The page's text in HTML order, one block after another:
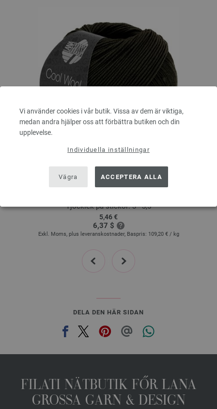
Vi använder cookies i vår butik. Vissa av dem är viktiga,
medan andra hjälper oss att förbättra butiken och din
upplevelse.
Individuella inställningar
Vägra ACCEPTERA ALLA
COOL WOOL
100 % Ren, ny merinoull
Tjocklek på stickor: 3 - 3,5
5,46 €
6,37 $
Exkl. Moms, plus leveranskostnader, Baspris: 109,20 € / kg
prev next
DELA DEN HÄR SIDAN
FILATI NÄTBUTIK FŐR LANA
GROSSA GARN & DESIGN